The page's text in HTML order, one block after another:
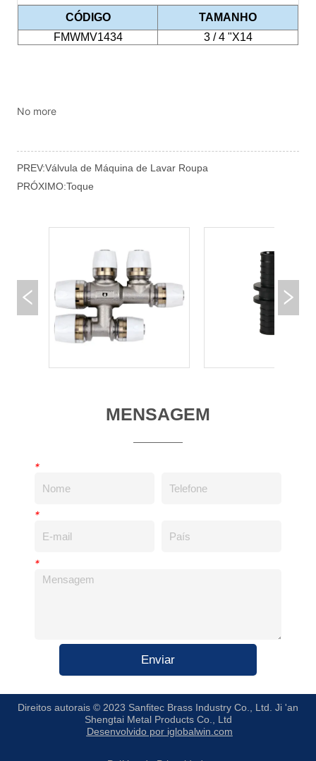
No more
PREV:Válvula de Máquina de Lavar Roupa
PRÓXIMO:Toque
MENSAGEM
*
*
*
Enviar
Direitos autorais © 2023 Sanfitec Brass Industry Co., Ltd. Ji 'an
Shengtai Metal Products Co., Ltd
Desenvolvido por iglobalwin.com